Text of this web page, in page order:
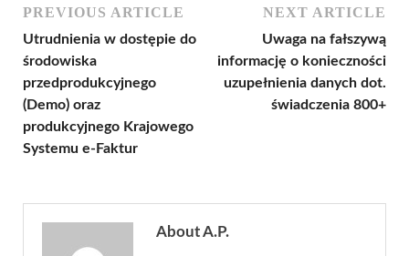
PREVIOUS ARTICLE
Utrudnienia w dostępie do
środowiska
przedprodukcyjnego
(Demo) oraz
produkcyjnego Krajowego
Systemu e-Faktur
NEXT ARTICLE
Uwaga na fałszywą
informację o konieczności
uzupełnienia danych dot.
świadczenia 800+
About A.P.